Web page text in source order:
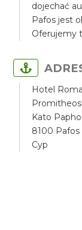
dojechać
Pafos jest
Oferujemy
Hotel
Kato
8100 Pafos
Cyp